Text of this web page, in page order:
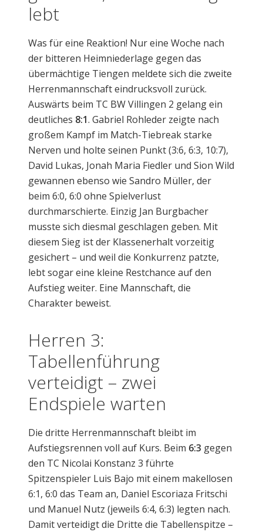
lebt
Was für eine Reaktion! Nur eine Woche nach
der bitteren Heimniederlage gegen das
übermächtige Tiengen meldete sich die zweite
Herrenmannschaft eindrucksvoll zurück.
Auswärts beim TC BW Villingen 2 gelang ein
deutliches 8:1. Gabriel Rohleder zeigte nach
großem Kampf im Match-Tiebreak starke
Nerven und holte seinen Punkt (3:6, 6:3, 10:7),
David Lukas, Jonah Maria Fiedler und Sion Wild
gewannen ebenso wie Sandro Müller, der
beim 6:0, 6:0 ohne Spielverlust
durchmarschierte. Einzig Jan Burgbacher
musste sich diesmal geschlagen geben. Mit
diesem Sieg ist der Klassenerhalt vorzeitig
gesichert – und weil die Konkurrenz patzte,
lebt sogar eine kleine Restchance auf den
Aufstieg weiter. Eine Mannschaft, die
Charakter beweist.
Herren 3:
Tabellenführung
verteidigt – zwei
Endspiele warten
Die dritte Herrenmannschaft bleibt im
Aufstiegsrennen voll auf Kurs. Beim 6:3 gegen
den TC Nicolai Konstanz 3 führte
Spitzenspieler Luis Bajo mit einem makellosen
6:1, 6:0 das Team an, Daniel Escoriaza Fritschi
und Manuel Nutz (jeweils 6:4, 6:3) legten nach.
Damit verteidigt die Dritte die Tabellenspitze –